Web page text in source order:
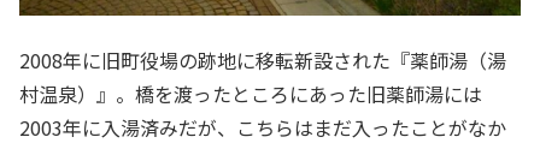
2008年に旧町役場の跡地に移転新設された『薬師湯（湯
村温泉）』。橋を渡ったところにあった旧薬師湯には
2003年に入湯済みだが、こちらはまだ入ったことがなか